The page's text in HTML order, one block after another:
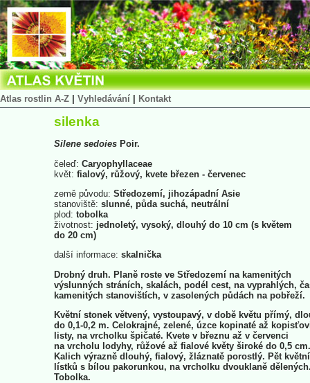
Atlas rostlin A-Z Vyhledávání Kontakt
silenka
Silene sedoies Poir.
čeleď: Caryophyllaceae
květ: fialový, růžový, kvete březen - červenec
země původu: Středozemí, jihozápadní Asie
stanoviště: slunné, půda suchá, neutrální
plod: tobolka
životnost: jednoletý, vysoký, dlouhý do 10 cm (s květem
do 20 cm)
další informace: skalnička
Drobný druh. Planě roste ve Středozemí na kamenitých
výslunných stráních, skalách, podél cest, na vyprahlých,
kamenitých stanovištích, v zasolených půdách na pobřeží.
Květní stonek větvený, vystoupavý, v době květu přímý,
do 0,1-0,2 m. Celokrajné, zelené, úzce kopinaté až
listy, na vrcholku špičaté. Kvete v březnu až v červenci
na vrcholu lodyhy, růžové až fialové květy široké do 0,5 cm.
Kalich výrazně dlouhý, fialový, žláznatě porostlý. Pět
lístků s bílou pakorunkou, na vrcholku dvouklaně
Tobolka.